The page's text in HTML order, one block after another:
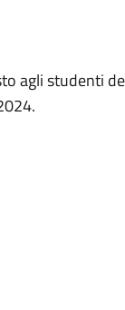
agli studenti